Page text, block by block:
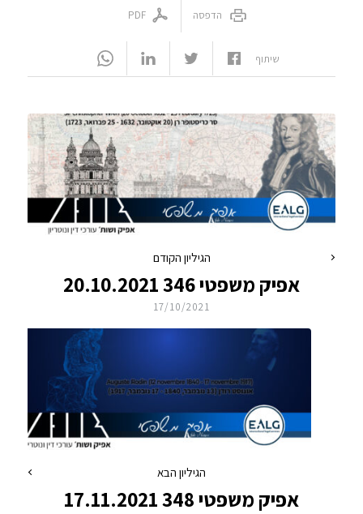
הדפסה PDF
שיתוף
הגיליון הקודם
אפיק משפטי 346 20.10.2021
17/10/2021
הגיליון הבא
אפיק משפטי 348 17.11.2021